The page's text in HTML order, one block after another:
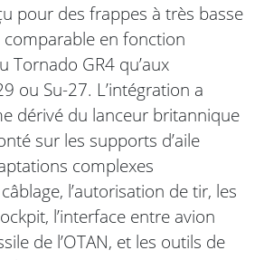
pour des frappes à très basse
en fonction
Tornado GR4 qu’aux
ou Su-27. L’intégration a
dérivé du lanceur britannique
sur les supports d’aile
complexes
l’autorisation de tir, les
l’interface entre avion
de l’OTAN, et les outils de